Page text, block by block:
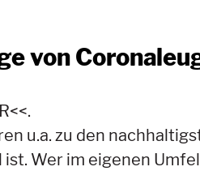
von
u.a. zu den
ist. Wer im eigenen